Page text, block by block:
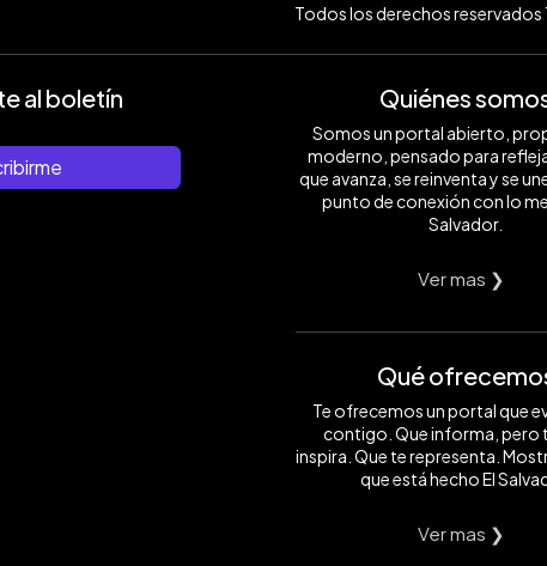
Todos los derechos
al boletín Quiénes
Somos un portal abierto,
moderno, pensado para
que avanza, se reinventa y se
punto de conexión con lo
Salvador.
Ver mas ❯
Qué
Te ofrecemos un portal que
contigo. Que informa, pero
inspira. Que te representa.
que está hecho El
Ver mas ❯